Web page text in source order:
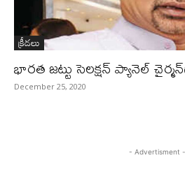
క్రీడలు
భారత జట్టు సెలక్షన్ ప్యానెల్
December 25, 2020
- Advertisment -